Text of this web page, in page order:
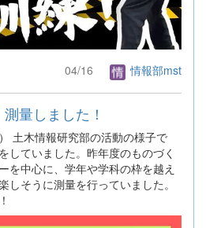
04/16 情報部mst
量しました！
土木情報研究部の活動の様子で
していました。昨年度のものづく
を中心に、学年や学科の枠を越え
しそうに測量を行っていました。